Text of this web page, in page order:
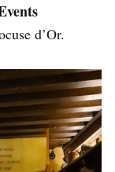
d’Or.